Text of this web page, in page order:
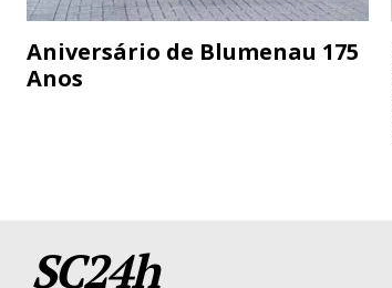
Aniversário de Blumenau 175
Anos
SC24h